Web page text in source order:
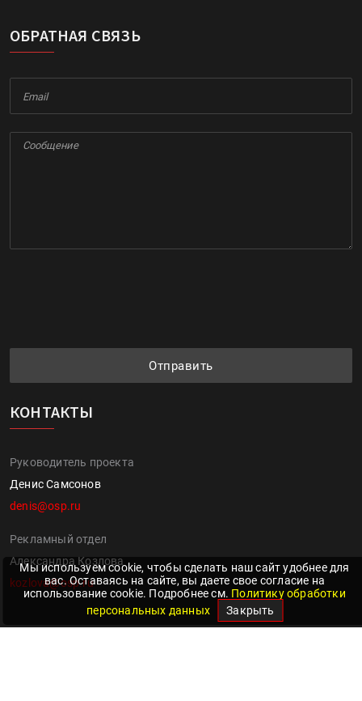
ОБРАТНАЯ СВЯЗЬ
Отправить
КОНТАКТЫ
Руководитель проекта
Денис Самсонов
denis@osp.ru
Рекламный отдел
Александра Козлова
kozlova@osp.ru
Мы используем cookie, чтобы сделать наш сайт удобнее для
вас. Оставаясь на сайте, вы даете свое согласие на
использование cookie. Подробнее см. Политику обработки
персональных данных
Закрыть